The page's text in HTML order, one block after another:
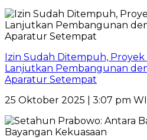
Izin Sudah Ditempuh,
Lanjutkan Pembangunan
Aparatur Setempat
25 Oktober 2025 | 3:07 pm